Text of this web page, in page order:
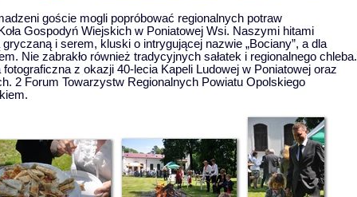
goście mogli popróbować regionalnych potraw
Gospodyń Wiejskich w Poniatowej Wsi. Naszymi hitami
i serem, kluski o intrygującej nazwie „Bociany”, a dla
Nie zabrakło również tradycyjnych sałatek i regionalnego chleba.
z okazji 40-lecia Kapeli Ludowej w Poniatowej oraz
2 Forum Towarzystw Regionalnych Powiatu Opolskiego